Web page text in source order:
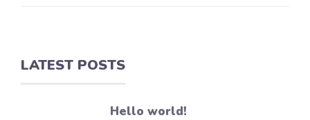
LATEST POSTS
Hello world!